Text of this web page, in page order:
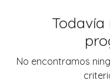
No encontramos